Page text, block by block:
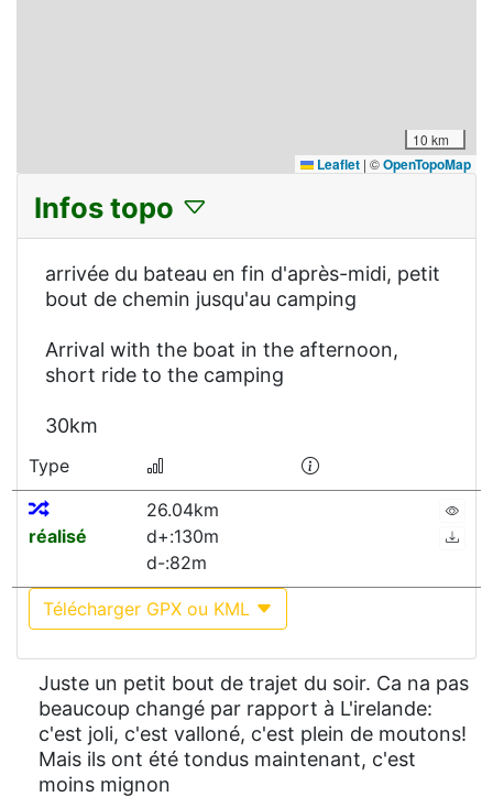
10 km
Leaflet | ©OpenTopoMap
Infos topo
arrivée du bateau en fin d'après-midi, petit
bout de chemin jusqu'au camping
Arrival with the boat in the afternoon,
short ride to the camping
30km
Type
réalisé
26.04km
d+:130m
d-:82m
Télécharger GPX ou KML
Juste un petit bout de trajet du soir. Ca na pas
beaucoup changé par rapport à L'irelande:
c'est joli, c'est valloné, c'est plein de moutons!
Mais ils ont été tondus maintenant, c'est
moins mignon